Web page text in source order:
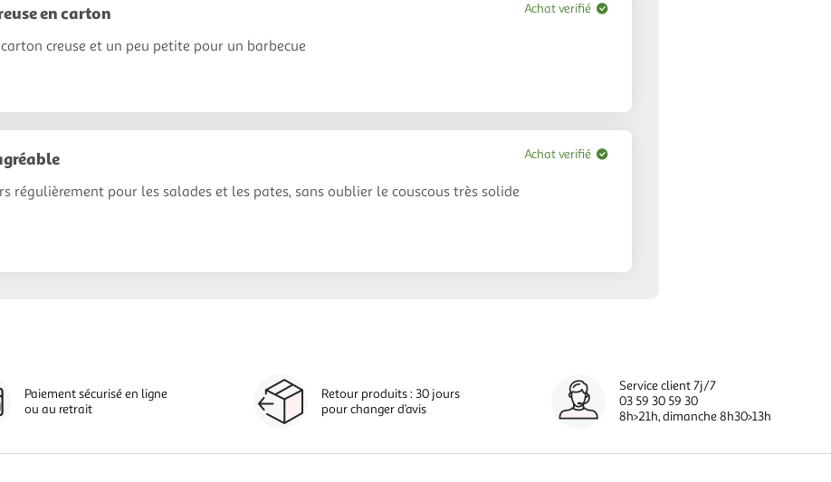
en carton
creuse et un peu petite pour un barbecue
Achat verifié
régulièrement pour les salades et les pates, sans oublier le couscous très solide
Achat verifié
Paiement sécurisé en ligne
ou au retrait
Retour produits : 30 jours
pour changer d’avis
Service client 7j/7
03 59 30 59 30
8h>21h, dimanche 8h30>13h